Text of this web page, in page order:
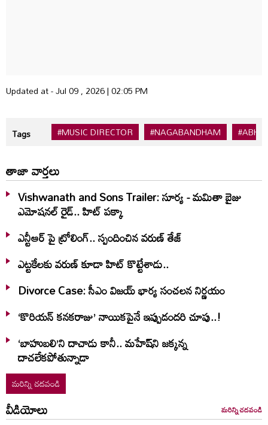
Updated at - Jul 09 , 2026 | 02:05 PM
Tags #MUSIC DIRECTOR #NAGABANDHAM
తాజా వార్తలు
Vishwanath and Sons Trailer: సూర్య - మమితా బైజు
ఎమోషనల్ రైడ్.. హిట్ పక్కా
ఎన్టీఆర్ పై ట్రోలింగ్.. స్పందించిన వరుణ్ తేజ్
ఎట్టకేలకు వరుణ్ కూడా హిట్ కొట్టేశాడు..
Divorce Case: సీఎం విజయ్ భార్య సంచలన నిర్ణయం
‘కొరియన్ కనకరాజు’ నాయికపైనే ఇప్పుడందరి చూపు..!
‘బాహుబలి’ని దాచాడు కానీ.. మహేష్‌ని జక్కన్న
దాచలేకపోతున్నాడా
మరిన్ని చదవండి
వీడియోలు మరిన్ని చదవండి